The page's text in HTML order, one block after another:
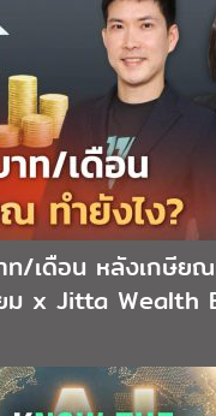
ท/เดือน หลังเกษีย
ม x Jitta Wealth